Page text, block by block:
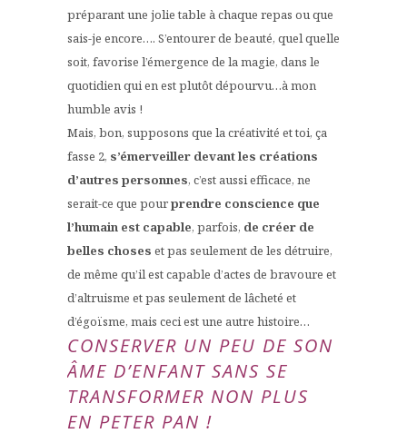
préparant une jolie table à chaque repas ou que
sais-je encore…. S’entourer de beauté, quel quelle
soit, favorise l’émergence de la magie, dans le
quotidien qui en est plutôt dépourvu…à mon
humble avis !
Mais, bon, supposons que la créativité et toi, ça
fasse 2, s’émerveiller devant les créations
d’autres personnes, c’est aussi efficace, ne
serait-ce que pourprendre conscience que
l’humain est capable, parfois, de créer de
belles choses et pas seulement de les détruire,
de même qu’il est capable d’actes de bravoure et
d’altruisme et pas seulement de lâcheté et
d’égoïsme, mais ceci est une autre histoire…
CONSERVER UN PEU DE SON
ÂME D’ENFANT SANS SE
TRANSFORMER NON PLUS
EN PETER PAN !